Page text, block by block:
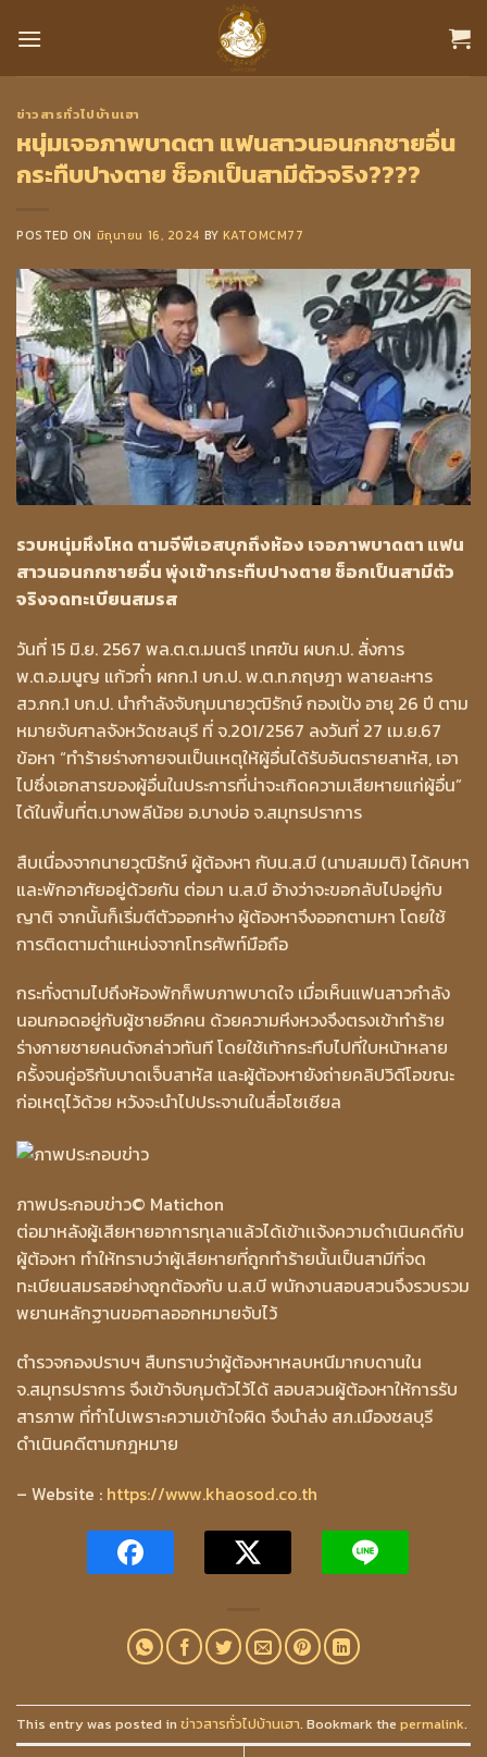
ข่าวสารทั่วไปบ้านเฮา
หนุ่มเจอภาพบาดตา แฟนสาวนอนกกชายอื่น
กระทืบปางตาย ช็อกเป็นสามีตัวจริง????
POSTED ON มิถุนายน 16, 2024 BY KATOMCM77
รวบหนุ่มหึงโหด ตามจีพีเอสบุกถึงห้อง เจอภาพบาดตา แฟน
สาวนอนกกชายอื่น พุ่งเข้ากระทืบปางตาย ช็อกเป็นสามีตัว
จริงจดทะเบียนสมรส
วันที่ 15 มิ.ย. 2567 พล.ต.ต.มนตรี เทศขัน ผบก.ป. สั่งการ
พ.ต.อ.มนูญ แก้วก่ำ ผกก.1 บก.ป. พ.ต.ท.กฤษฎา พลายละหาร
สว.กก.1 บก.ป. นำกำลังจับกุมนายวุฒิรักษ์ กองเป้ง อายุ 26 ปี ตาม
หมายจับศาลจังหวัดชลบุรี ที่ จ.201/2567 ลงวันที่ 27 เม.ย.67
ข้อหา “ทำร้ายร่างกายจนเป็นเหตุให้ผู้อื่นได้รับอันตรายสาหัส, เอา
ไปซึ่งเอกสารของผู้อื่นในประการที่น่าจะเกิดความเสียหายแก่ผู้อื่น”
ได้ในพื้นที่ต.บางพลีน้อย อ.บางบ่อ จ.สมุทรปราการ
สืบเนื่องจากนายวุฒิรักษ์ ผู้ต้องหา กับน.ส.บี (นามสมมติ) ได้คบหา
และพักอาศัยอยู่ด้วยกัน ต่อมา น.ส.บี อ้างว่าจะขอกลับไปอยู่กับ
ญาติ จากนั้นก็เริ่มตีตัวออกห่าง ผู้ต้องหาจึงออกตามหา โดยใช้
การติดตามตำแหน่งจากโทรศัพท์มือถือ
กระทั่งตามไปถึงห้องพักก็พบภาพบาดใจ เมื่อเห็นแฟนสาวกำลัง
นอนกอดอยู่กับผู้ชายอีกคน ด้วยความหึงหวงจึงตรงเข้าทำร้าย
ร่างกายชายคนดังกล่าวทันที โดยใช้เท้ากระทืบไปที่ใบหน้าหลาย
ครั้งจนคู่อริกับบาดเจ็บสาหัส และผู้ต้องหายังถ่ายคลิปวิดีโอขณะ
ก่อเหตุไว้ด้วย หวังจะนำไปประจานในสื่อโซเชียล
ภาพประกอบข่าว© Matichon
ต่อมาหลังผู้เสียหายอาการทุเลาแล้วได้เข้าเเจ้งความดำเนินคดีกับ
ผู้ต้องหา ทำให้ทราบว่าผู้เสียหายที่ถูกทำร้ายนั้นเป็นสามีที่จด
ทะเบียนสมรสอย่างถูกต้องกับ น.ส.บี พนักงานสอบสวนจึงรวบรวม
พยานหลักฐานขอศาลออกหมายจับไว้
ตำรวจกองปราบฯ สืบทราบว่าผู้ต้องหาหลบหนีมากบดานใน
จ.สมุทรปราการ จึงเข้าจับกุมตัวไว้ได้ สอบสวนผู้ต้องหาให้การรับ
สารภาพ ที่ทำไปเพราะความเข้าใจผิด จึงนำส่ง สภ.เมืองชลบุรี
ดำเนินคดีตามกฎหมาย
– Website : https://www.khaosod.co.th
This entry was posted in ข่าวสารทั่วไปบ้านเฮา. Bookmark the permalink.